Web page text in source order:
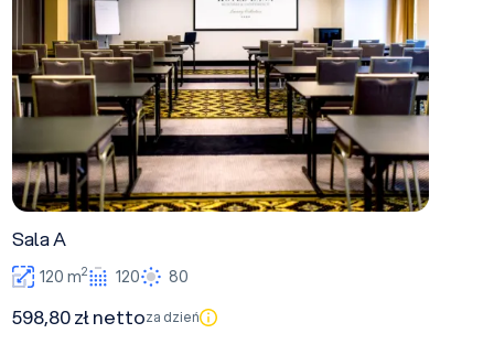
Sala A
120 m2 120 80
598,80 zł nettoza dzień